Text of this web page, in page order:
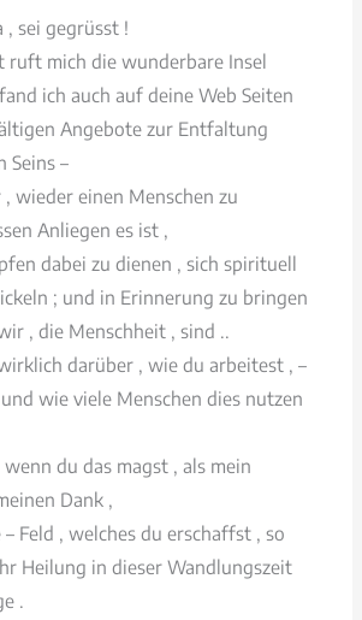
, sei gegrüsst !
ruft mich die wunderbare Insel
ich auch auf deine Web Seiten
Angebote zur Entfaltung
Seins –
wieder einen Menschen zu
Anliegen es ist ,
dabei zu dienen , sich spirituell
; und in Erinnerung zu bringen
, die Menschheit , sind ..
darüber , wie du arbeitest , –
wie viele Menschen dies nutzen
du das magst , als mein
Dank ,
Feld , welches du erschaffst , so
Heilung in dieser Wandlungszeit
.